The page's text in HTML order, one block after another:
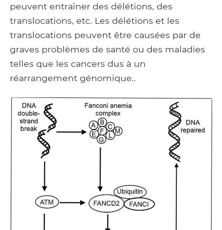
peuvent entraîner des délétions, des
translocations, etc. Les délétions et les
translocations peuvent être causées par de
graves problèmes de santé ou des maladies
telles que les cancers dus à un
réarrangement génomique..